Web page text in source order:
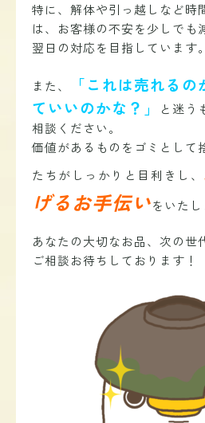
特に、解体や引っ越しなど時
は、お客様の不安を少しでも
翌日の対応を目指しています。
また、
「これは売れる
ていいのかな？」
と迷う
相談ください。
価値があるものをゴミとして
たちがしっかりと目利きし、
げるお手伝いをいたし
あなたの大切なお品、次の世
ご相談お待ちしております！